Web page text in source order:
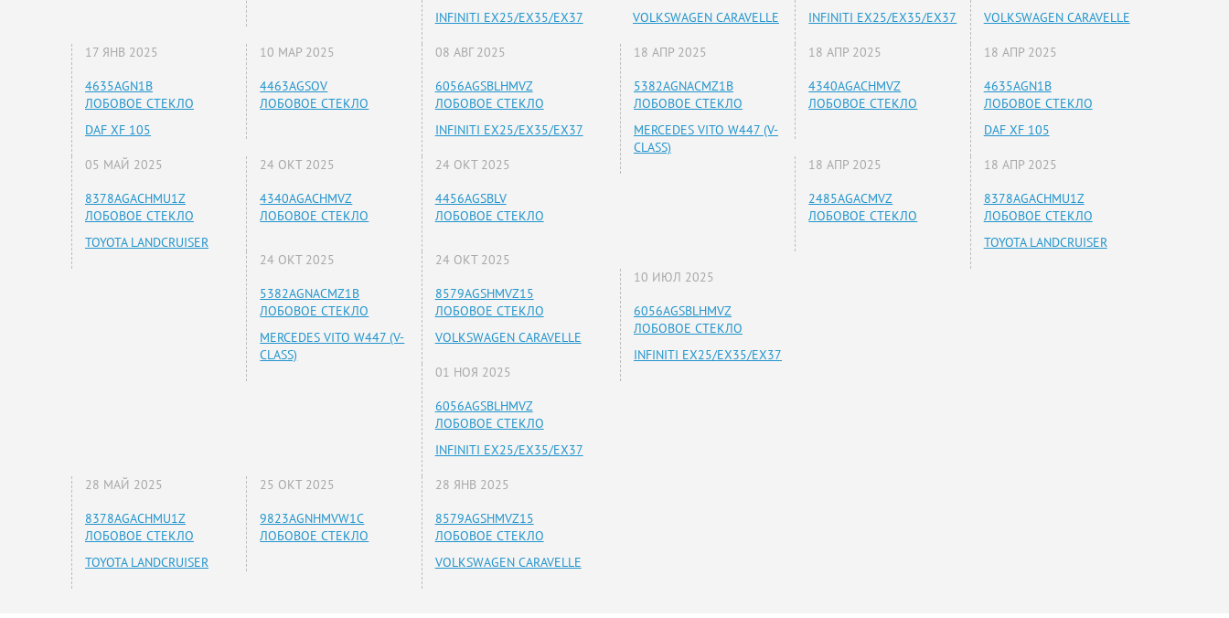
INFINITI EX25/EX35/EX37
17 ЯНВ 2025
4635AGN1B
ЛОБОВОЕ СТЕКЛО
DAF XF 105
10 МАР 2025
4463AGSOV
ЛОБОВОЕ СТЕКЛО
08 АВГ 2025
6056AGSBLHMVZ
ЛОБОВОЕ СТЕКЛО
INFINITI EX25/EX35/EX37
05 МАЙ 2025
8378AGACHMU1Z
ЛОБОВОЕ СТЕКЛО
TOYOTA LANDCRUISER
24 ОКТ 2025
4340AGACHMVZ
ЛОБОВОЕ СТЕКЛО
24 ОКТ 2025
4456AGSBLV
ЛОБОВОЕ СТЕКЛО
24 ОКТ 2025
5382AGNACMZ1B
ЛОБОВОЕ СТЕКЛО
MERCEDES VITO W447 (V-
CLASS)
24 ОКТ 2025
8579AGSHMVZ15
ЛОБОВОЕ СТЕКЛО
VOLKSWAGEN CARAVELLE
01 НОЯ 2025
6056AGSBLHMVZ
ЛОБОВОЕ СТЕКЛО
INFINITI EX25/EX35/EX37
28 МАЙ 2025
8378AGACHMU1Z
ЛОБОВОЕ СТЕКЛО
TOYOTA LANDCRUISER
25 ОКТ 2025
9823AGNHMVW1C
ЛОБОВОЕ СТЕКЛО
28 ЯНВ 2025
8579AGSHMVZ15
ЛОБОВОЕ СТЕКЛО
VOLKSWAGEN CARAVELLE
VOLKSWAGEN CARAVELLE
INFINITI EX25/EX35/EX37
VOLKSWAGEN CARAVELLE
18 АПР 2025
5382AGNACMZ1B
ЛОБОВОЕ СТЕКЛО
MERCEDES VITO W447 (V-
CLASS)
18 АПР 2025
4340AGACHMVZ
ЛОБОВОЕ СТЕКЛО
18 АПР 2025
4635AGN1B
ЛОБОВОЕ СТЕКЛО
DAF XF 105
18 АПР 2025
2485AGACMVZ
ЛОБОВОЕ СТЕКЛО
18 АПР 2025
8378AGACHMU1Z
ЛОБОВОЕ СТЕКЛО
TOYOTA LANDCRUISER
10 ИЮЛ 2025
6056AGSBLHMVZ
ЛОБОВОЕ СТЕКЛО
INFINITI EX25/EX35/EX37